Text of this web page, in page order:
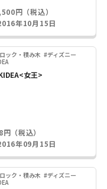
円（税込）
年10月15日
ック・積み木 #ディズニー
女王>
（税込）
年09月15日
ック・積み木 #ディズニー